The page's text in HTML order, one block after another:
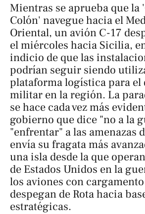
Mientras se aprueba que la
Colón' navegue hacia el
Oriental, un avión C-17
el miércoles hacia Sicilia,
indicio de que las
podrían seguir siendo
plataforma logística para el
militar en la región. La
se hace cada vez más
gobierno que dice "no a la
"enfrentar" a las amenazas
envía su fragata más
una isla desde la que
de Estados Unidos en la
los aviones con
despegan de Rota hacia
estratégicas.